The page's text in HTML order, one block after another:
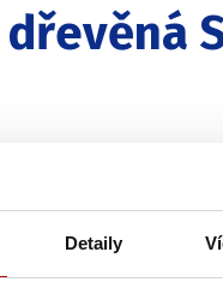
Detaily